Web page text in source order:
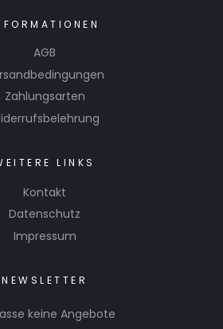
AGB
Zahlungsarten
LINKS
Kontakt
Datenschutz
Impressum
NEWSLETTER
keine Angebote